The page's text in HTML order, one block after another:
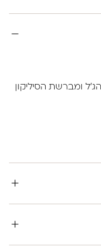
ומברשת הסיליקון